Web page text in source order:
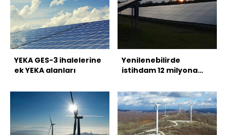
YEKA GES-3 ihalelerine
ek YEKA alanları
Yenilenebilirde
istihdam 12 milyona